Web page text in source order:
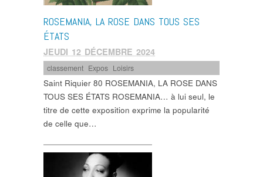
ROSEMANIA, LA ROSE DANS TOUS SES
ÉTATS
JEUDI 12 DÉCEMBRE 2024
classement Expos Loisirs
Saint Riquier 80 ROSEMANIA, LA ROSE DANS
TOUS SES ÉTATS ROSEMANIA… à lui seul, le
titre de cette exposition exprime la popularité
de celle que…